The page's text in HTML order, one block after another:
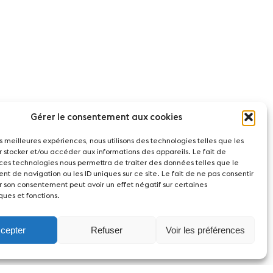
Gérer le consentement aux cookies
meilleures expériences, nous utilisons des technologies telles que les
stocker et/ou accéder aux informations des appareils. Le fait de
technologies nous permettra de traiter des données telles que le
de navigation ou les ID uniques sur ce site. Le fait de ne pas consentir
son consentement peut avoir un effet négatif sur certaines
et fonctions.
Refuser Voir les préférences